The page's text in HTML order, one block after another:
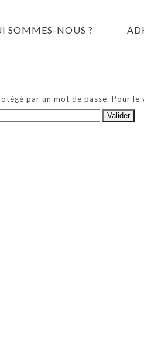
SOMMES-NOUS ?
par un mot de passe. Pour